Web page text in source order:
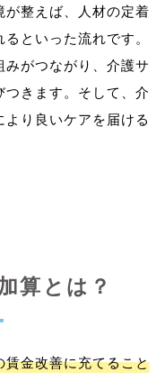
が整えば、人材の定着
といった流れです。
がつながり、介護サ
きます。そして、介
り良いケアを届ける
算とは？
賃金改善に充てること